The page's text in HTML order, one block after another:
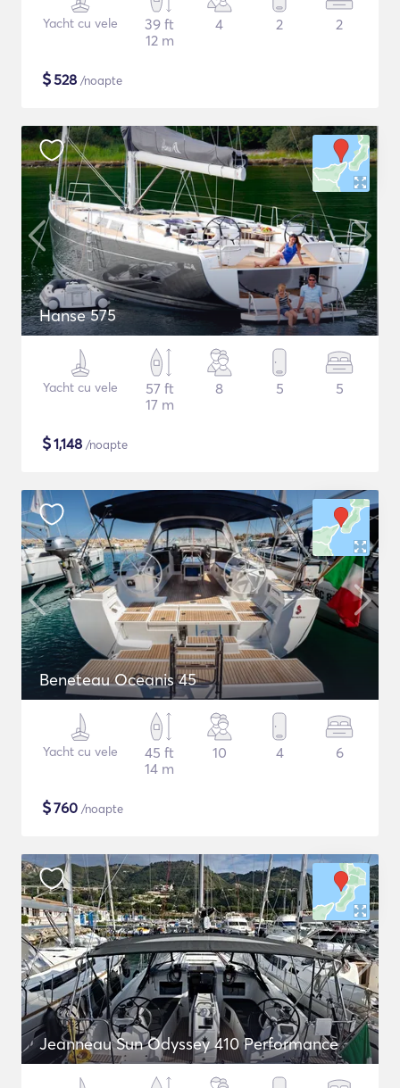
Yacht cu vele
39 ft
12 m
4 2 2
$528 /noapte
Hanse 575
Yacht cu vele
57 ft
17 m
8 5 5
$1,148 /noapte
Beneteau Oceanis 45
Yacht cu vele
45 ft
14 m
10 4 6
$760 /noapte
Jeanneau Sun Odyssey 410 Performance